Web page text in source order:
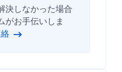
決しなかった場合
がお手伝いしま